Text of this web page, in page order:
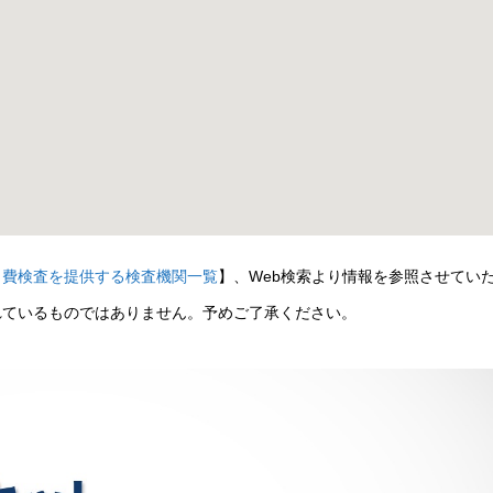
検査を提供する検査機関一覧】、Web検索より情報を参照させてい
いるものではありません。予めご了承ください。